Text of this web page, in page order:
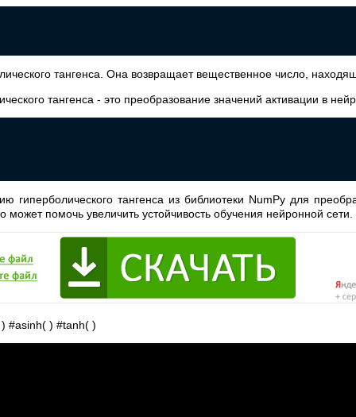
тангенса. Она возвращает вещественное число,
тангенса - это преобразование значений активации в
тангенса из библиотеки NumPy для
помочь увеличить устойчивость обучения нейронной сети.
#asinh( ) #tanh( )